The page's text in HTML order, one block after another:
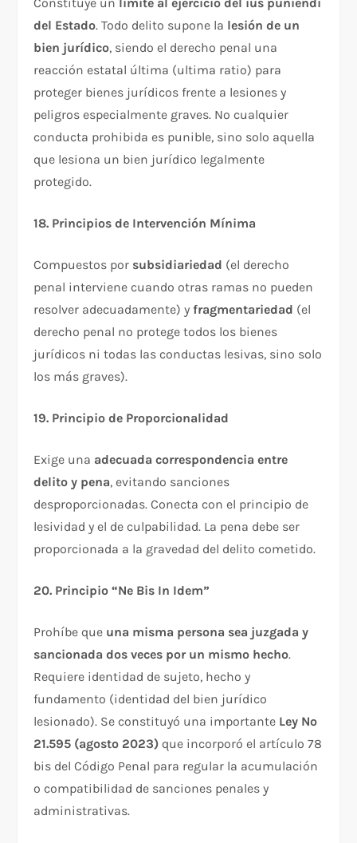
Constituye un límite al ejercicio del ius puniendi
del Estado. Todo delito supone la lesión de un
bien jurídico, siendo el derecho penal una
reacción estatal última (ultima ratio) para
proteger bienes jurídicos frente a lesiones y
peligros especialmente graves. No cualquier
conducta prohibida es punible, sino solo aquella
que lesiona un bien jurídico legalmente
protegido.​
18. Principios de Intervención Mínima
Compuestos por subsidiariedad (el derecho
penal interviene cuando otras ramas no pueden
resolver adecuadamente) yfragmentariedad (el
derecho penal no protege todos los bienes
jurídicos ni todas las conductas lesivas, sino solo
los más graves).​
19. Principio de Proporcionalidad
Exige una adecuada correspondencia entre
delito y pena, evitando sanciones
desproporcionadas. Conecta con el principio de
lesividad y el de culpabilidad. La pena debe ser
proporcionada a la gravedad del delito cometido.​
20. Principio “Ne Bis In Idem”
Prohíbe que una misma persona sea juzgada y
sancionada dos veces por un mismo hecho.
Requiere identidad de sujeto, hecho y
fundamento (identidad del bien jurídico
lesionado). Se constituyó una importante Ley Nº
21.595 (agosto 2023) que incorporó el artículo 78
bis del Código Penal para regular la acumulación
o compatibilidad de sanciones penales y
administrativas.​